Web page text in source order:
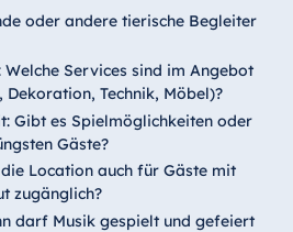
oder andere tierische Begleiter
Welche Services sind im Angebot
Technik, Möbel)?
Gibt es Spielmöglichkeiten oder
Gäste?
Location auch für Gäste mit
zugänglich?
darf Musik gespielt und gefeiert